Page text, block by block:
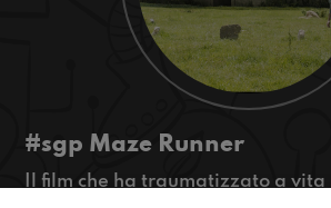
#sgp Maze Runner
Il film che ha traumatizzato a